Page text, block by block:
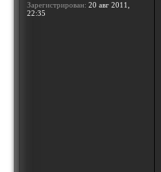
Зарегистрирован: 20 авг 2011,
22:35